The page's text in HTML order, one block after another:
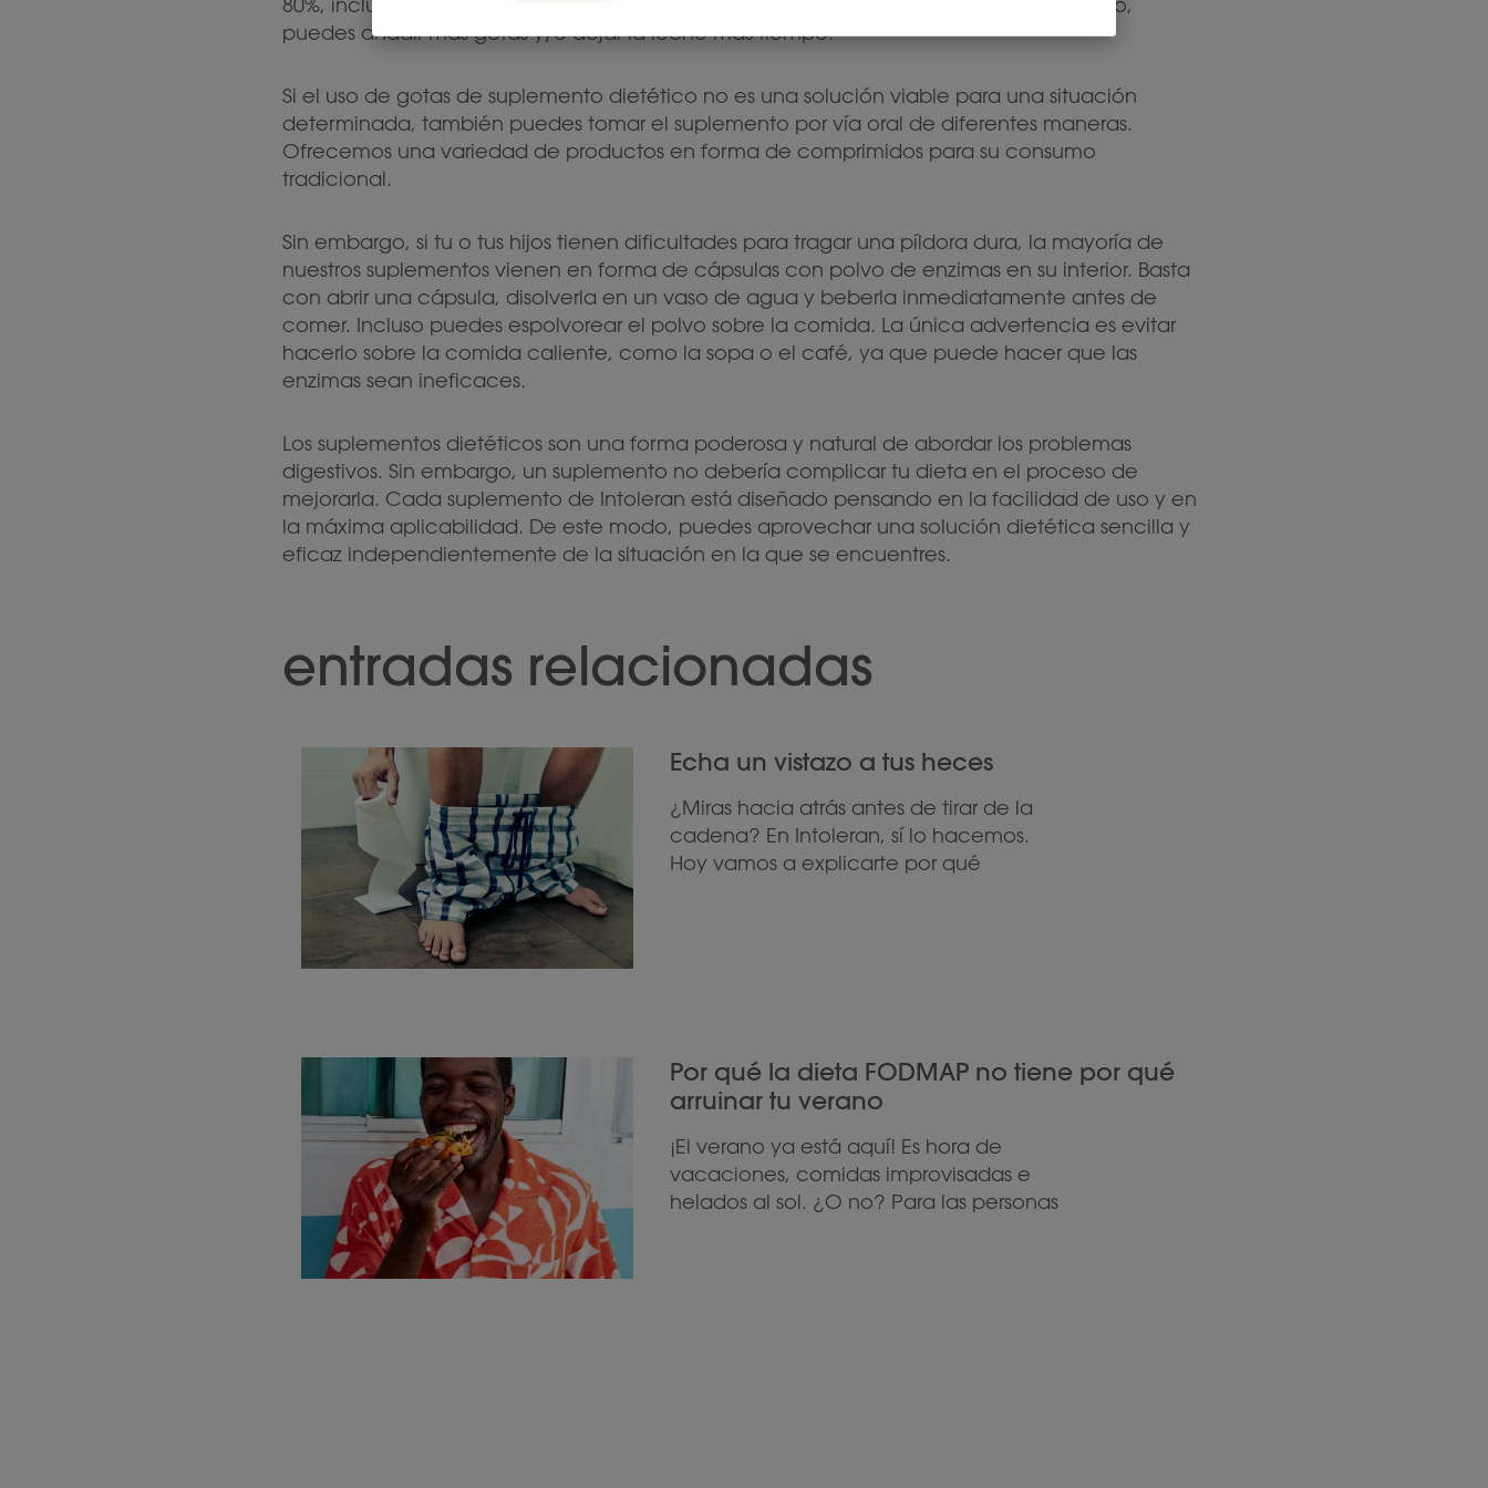
80%, incluso antes de comenzar el proceso de horneado. Si quieres ir más sobre seguro,
puedes añadir más gotas y/o dejar la leche más tiempo.
Si el uso de gotas de suplemento dietético no es una solución viable para una situación
determinada, también puedes tomar el suplemento por vía oral de diferentes maneras.
Ofrecemos una variedad de productos en forma de comprimidos para su consumo
tradicional.
Sin embargo, si tu o tus hijos tienen dificultades para tragar una píldora dura, la mayoría de
nuestros suplementos vienen en forma de cápsulas con polvo de enzimas en su interior. Basta
con abrir una cápsula, disolverla en un vaso de agua y beberla inmediatamente antes de
comer. Incluso puedes espolvorear el polvo sobre la comida. La única advertencia es evitar
hacerlo sobre la comida caliente, como la sopa o el café, ya que puede hacer que las
enzimas sean ineficaces.
Los suplementos dietéticos son una forma poderosa y natural de abordar los problemas
digestivos. Sin embargo, un suplemento no debería complicar tu dieta en el proceso de
mejorarla. Cada suplemento de Intoleran está diseñado pensando en la facilidad de uso y en
la máxima aplicabilidad. De este modo, puedes aprovechar una solución dietética sencilla y
eficaz independientemente de la situación en la que se encuentres.
entradas relacionadas
Echa un vistazo a tus heces
¿Miras hacia atrás antes de tirar de la
cadena? En Intoleran, sí lo hacemos.
Hoy vamos a explicarte por qué
Por qué la dieta FODMAP no tiene por qué
arruinar tu verano
¡El verano ya está aquí! Es hora de
vacaciones, comidas improvisadas e
helados al sol. ¿O no? Para las personas